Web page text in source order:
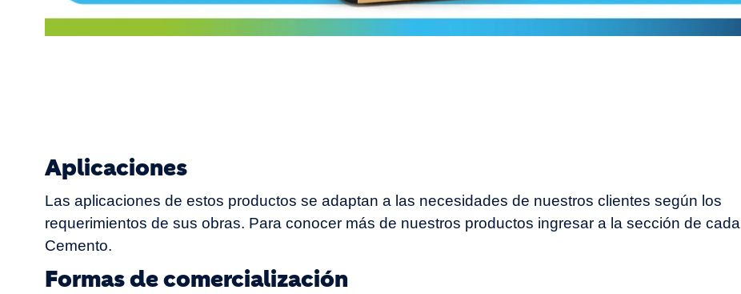
Aplicaciones
Las aplicaciones de estos productos se adaptan a las necesidades de nuestros clientes según los
requerimientos de sus obras. Para conocer más de nuestros productos ingresar a la sección de cada
Cemento.
Formas de comercialización